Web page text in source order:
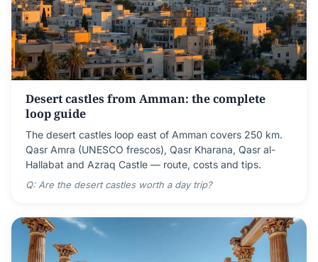
Desert castles from Amman: the complete
loop guide
The desert castles loop east of Amman covers 250 km.
Qasr Amra (UNESCO frescos), Qasr Kharana, Qasr al-
Hallabat and Azraq Castle — route, costs and tips.
Q: Are the desert castles worth a day trip?